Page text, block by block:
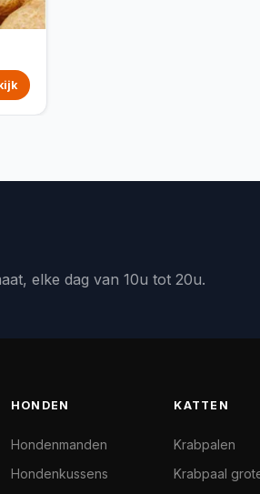
elke dag van 10u tot 20u.
HONDEN
Hondenmanden
Hondenkussens
KATTEN
Krabpalen
Krabpaal